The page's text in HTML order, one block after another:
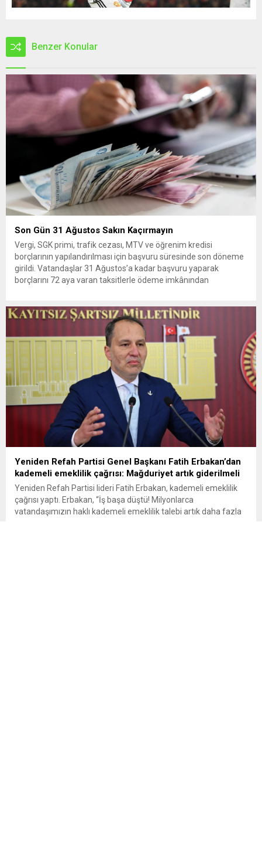
Benzer Konular
Son Gün 31 Ağustos Sakın Kaçırmayın
Vergi, SGK primi, trafik cezası, MTV ve öğrenim kredisi
borçlarının yapılandırılması için başvuru süresinde son döneme
girildi. Vatandaşlar 31 Ağustos’a kadar başvuru yaparak
borçlarını 72 aya varan taksitlerle ödeme imkânından
başvurular 31 Ağustos tarihinde sona eriyor. Hak sahiplerine 72
Yeniden Refah Partisi Genel Başkanı Fatih Erbakan’dan
kademeli emeklilik çağrısı: Mağduriyet artık giderilmeli
Yeniden Refah Partisi lideri Fatih Erbakan, kademeli emeklilik
çağrısı yaptı. Erbakan, “İş başa düştü! Milyonlarca
vatandaşımızın haklı kademeli emeklilik talebi artık daha fazla